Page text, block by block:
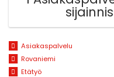
Asiakaspalvelu
Rovaniemi
Etätyö